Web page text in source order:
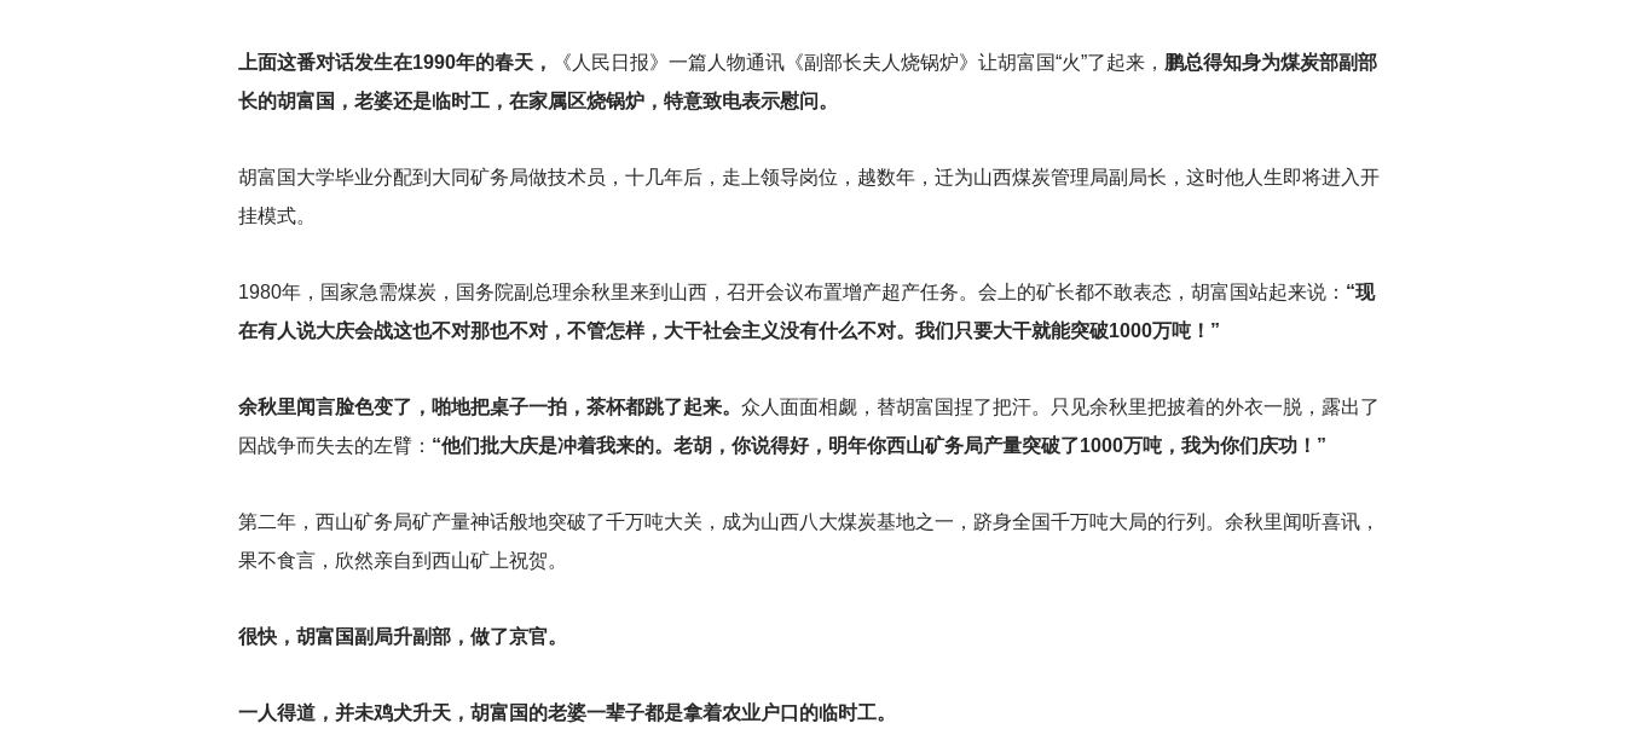
上面这番对话发生在1990年的春天， 《人民日报》一篇人物通讯《副部长夫人烧锅炉》让胡富国“火”了起来， 鹏总得知身为煤炭部副部
长的胡富国，老婆还是临时工，在家属区烧锅炉，特意致电表示慰问。
胡富国大学毕业分配到大同矿务局做技术员，十几年后，走上领导岗位，越数年，迁为山西煤炭管理局副局长，这时他人生即将进入开
挂模式。
1980年，国家急需煤炭，国务院副总理余秋里来到山西，召开会议布置增产超产任务。会上的矿长都不敢表态，胡富国站起来说： “现
在有人说大庆会战这也不对那也不对，不管怎样，大干社会主义没有什么不对。我们只要大干就能突破1000万吨！”
余秋里闻言脸色变了，啪地把桌子一拍，茶杯都跳了起来。 众人面面相觑，替胡富国捏了把汗。只见余秋里把披着的外衣一脱，露出了
因战争而失去的左臂： “他们批大庆是冲着我来的。老胡，你说得好，明年你西山矿务局产量突破了1000万吨，我为你们庆功！”
第二年，西山矿务局矿产量神话般地突破了千万吨大关，成为山西八大煤炭基地之一，跻身全国千万吨大局的行列。余秋里闻听喜讯，
果不食言，欣然亲自到西山矿上祝贺。
很快，胡富国副局升副部，做了京官。
一人得道，并未鸡犬升天，胡富国的老婆一辈子都是拿着农业户口的临时工。